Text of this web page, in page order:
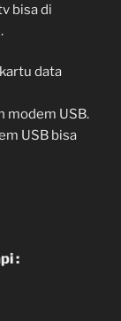
bisa di
data
modem USB.
USB bisa
: